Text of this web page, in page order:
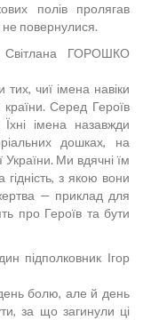
полів пролягав
не повернулися.
Світлана ГОРОШКО
чиї імена навіки
країни. Серед Героїв
імена назавжди
дошках, на
України. Ми вдячні їм
з якою вони
— приклад для
про Героїв та бути
підполковник Ігор
болю, але й день
за що загинули ці